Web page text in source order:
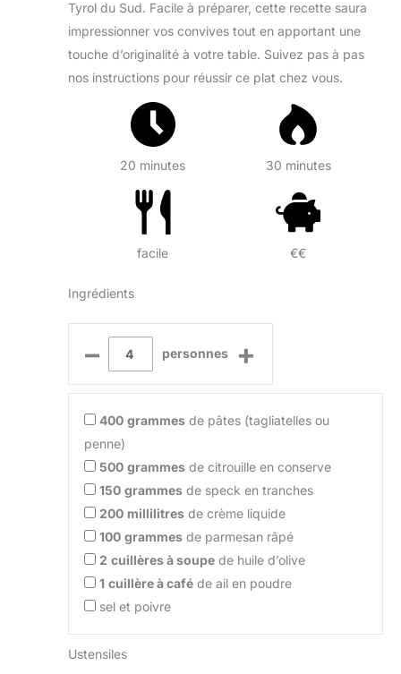
Tyrol du Sud. Facile à préparer, cette recette saura
impressionner vos convives tout en apportant une
touche d’originalité à votre table. Suivez pas à pas
nos instructions pour réussir ce plat chez vous.
20 minutes 30 minutes
facile €€
Ingrédients
– personnes +
400 grammes de pâtes (tagliatelles ou
penne)
500 grammes de citrouille en conserve
150 grammes de speck en tranches
200 millilitres de crème liquide
100 grammes de parmesan râpé
2 cuillères à soupe de huile d’olive
1 cuillère à café de ail en poudre
sel et poivre
Ustensiles